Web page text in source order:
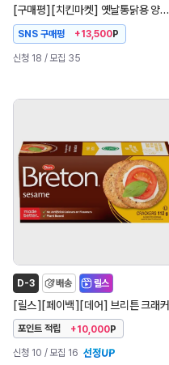
[구매평] [치킨마켓] 옛날통닭용 양념 생닭
SNS 구매평 +13,500P
신청 18 / 모집 35
D-3 배송 릴스
[릴스] [페이백] [데어] 브리튼 크래커
포인트 적립 +10,000P
신청 10 / 모집 16